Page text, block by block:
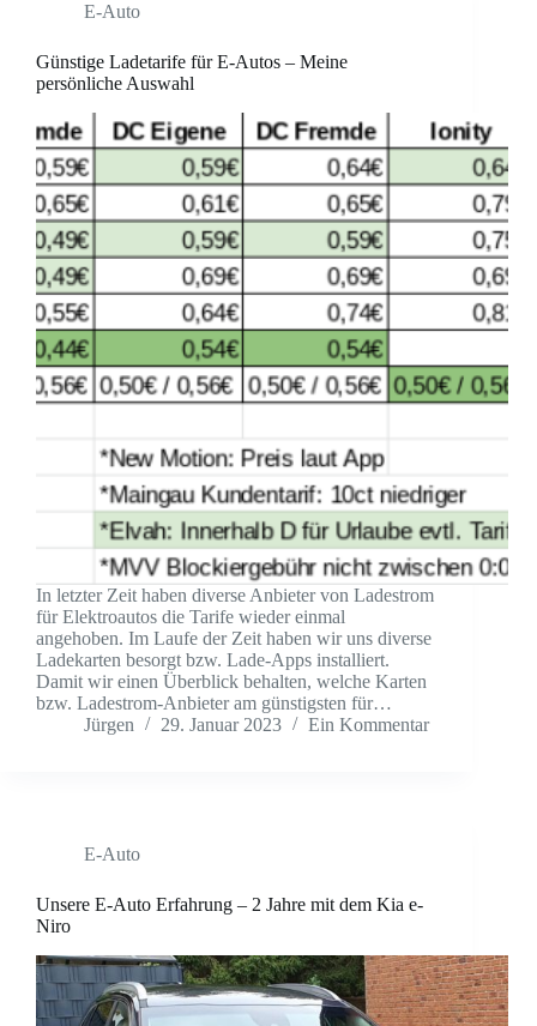
E-Auto
Günstige Ladetarife für E-Autos – Meine
persönliche Auswahl
In letzter Zeit haben diverse Anbieter von Ladestrom
für Elektroautos die Tarife wieder einmal
angehoben. Im Laufe der Zeit haben wir uns diverse
Ladekarten besorgt bzw. Lade-Apps installiert.
Damit wir einen Überblick behalten, welche Karten
bzw. Ladestrom-Anbieter am günstigsten für…
Jürgen
29. Januar 2023 Ein Kommentar
E-Auto
Unsere E-Auto Erfahrung – 2 Jahre mit dem Kia e-
Niro